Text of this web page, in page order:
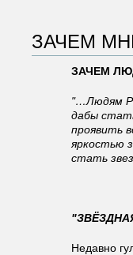
ЗАЧЕМ
ЗАЧЕМ
"…Людям
дабы
проявить
яркостью
стать
Недавно